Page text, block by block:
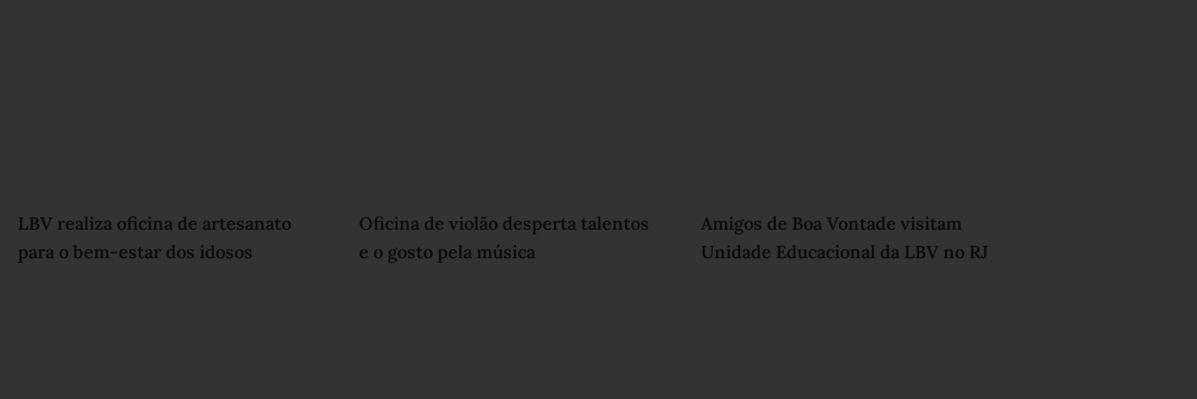
LBV realiza oficina de artesanato
para o bem-estar dos idosos
Oficina de violão desperta talentos
e o gosto pela música
Amigos de Boa Vontade visitam
Unidade Educacional da LBV no RJ